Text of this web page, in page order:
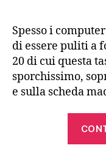
Spesso i
di essere puliti a
20 di cui questa
sporchissimo,
e sulla scheda